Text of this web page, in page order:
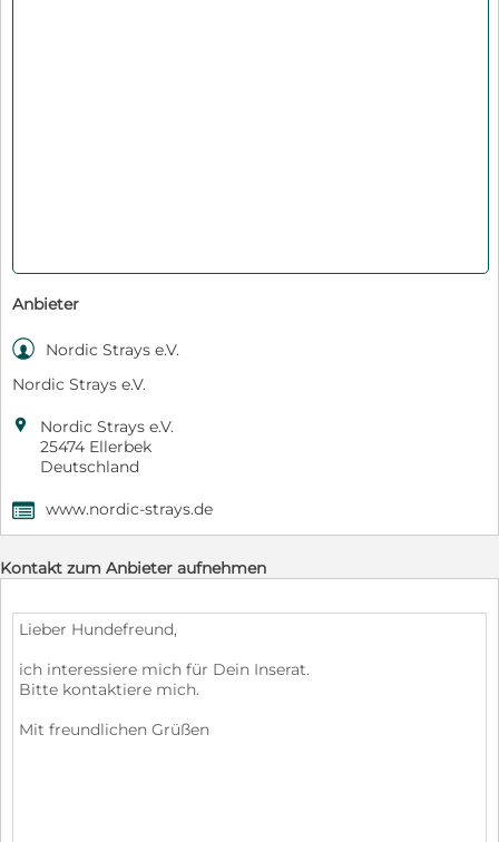
Anbieter

Nordic Strays e.V.
Nordic Strays e.V.

Nordic Strays e.V.
25474 Ellerbek
Deutschland
, www.nordic-strays.de
Kontakt zum Anbieter aufnehmen